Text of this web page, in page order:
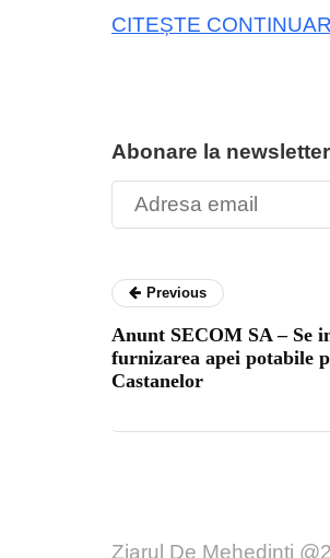
CITEȘTE
Abonare la
Previous
Anunt SECOM SA – Se
furnizarea apei potabile
Castanelor
Ziarul De Mehedinți